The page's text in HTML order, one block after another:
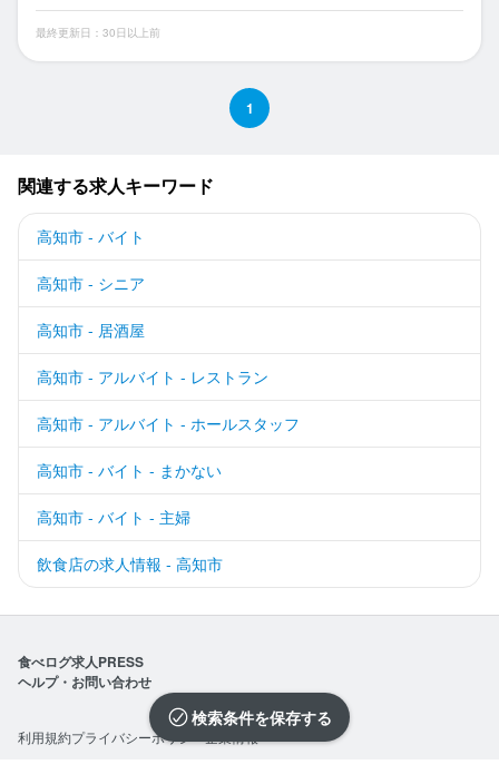
最終更新日：30日以上前
1
検索条件を保存
関連する求人キーワード
高知市 - バイト
高知市 - シニア
高知市 - 居酒屋
高知市 - アルバイト - レストラン
高知市 - アルバイト - ホールスタッフ
高知市 - バイト - まかない
高知市 - バイト - 主婦
飲食店の求人情報 - 高知市
食べログ求人PRESS
ヘルプ・お問い合わせ
利用規約プライバシーポリシー